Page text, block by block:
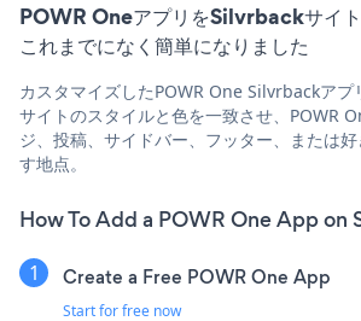
POWR OneアプリをSilvrbackサイ
これまでになく簡単になりました
カスタマイズしたPOWR One Silvrbackアプ
サイトのスタイルと色を一致させ、POWR
ジ、投稿、サイドバー、フッター、または
す地点。
How To Add a POWR One App on
Create a Free POWR One App
Start for free now